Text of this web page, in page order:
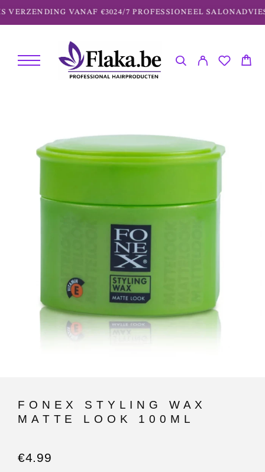
VERZENDING VANAF €3024/7 PROFESSIONEEL SALONADVIES
FONEX STYLING WAX
MATTE LOOK 100ML
€4.99